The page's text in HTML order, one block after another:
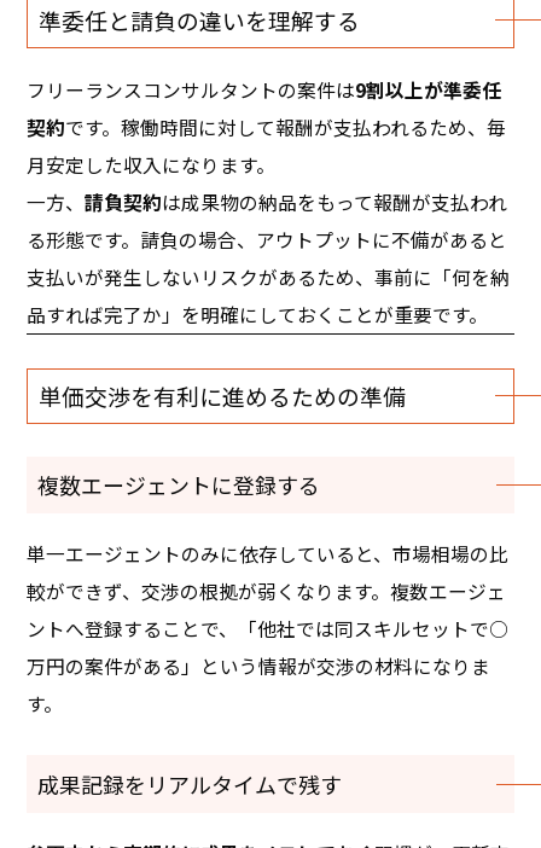
準委任と請負の違いを理解する
フリーランスコンサルタントの案件は9割以上が準委任
契約です。稼働時間に対して報酬が支払われるため、毎
月安定した収入になります。
一方、請負契約は成果物の納品をもって報酬が支払われ
る形態です。請負の場合、アウトプットに不備があると
支払いが発生しないリスクがあるため、事前に「何を納
品すれば完了か」を明確にしておくことが重要です。
単価交渉を有利に進めるための準備
複数エージェントに登録する
単一エージェントのみに依存していると、市場相場の比
較ができず、交渉の根拠が弱くなります。複数エージェ
ントへ登録することで、「他社では同スキルセットで○
万円の案件がある」という情報が交渉の材料になりま
す。
成果記録をリアルタイムで残す